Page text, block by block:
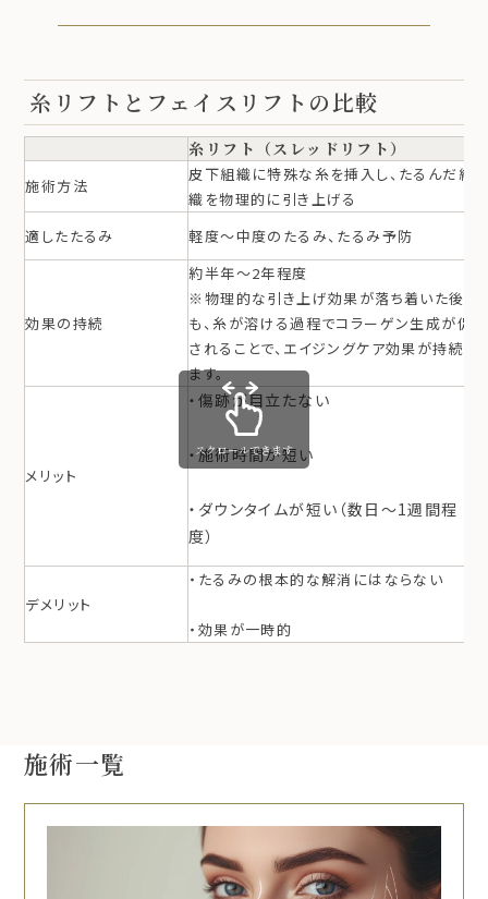
糸リフトとフェイスリフトの比較
糸リフト（スレッドリフト）
施術方法
皮下組織に特殊な糸を挿入し、たるんだ組
織を物理的に引き上げる
適したたるみ
軽度〜中度のたるみ、たるみ予防
効果の持続
約半年〜2年程度
※物理的な引き上げ効果が落ち着いた後
も、糸が溶ける過程でコラーゲン生成が促
されることで、エイジングケア効果が持続し
ます。
メリット
・傷跡が目立たない
・施術時間が短い
・ダウンタイムが短い（数日〜1週間程
度）
デメリット
・たるみの根本的な解消にはならない
・効果が一時的
スクロールできます
施術一覧